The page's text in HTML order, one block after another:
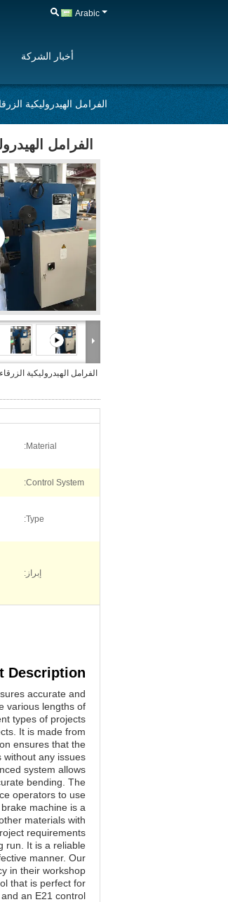
Arabic
أخبار الشركة
الفرامل الهيدروليكية الزرقاء
الفرامل
الفرامل الهيدروليكية
Material:
Control System:
Type:
إبراز:
Description:
accurate and
various lengths of
types of projects.
It is made from
ensures that the
any issues.
system allows
bending. The
operators to use.
machine is a
materials with
requirements.
run. It is a reliable
manner. Our
in their workshop.
that is perfect for
an E21 control